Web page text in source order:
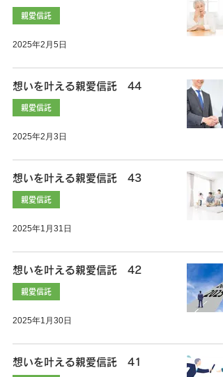
親愛信託
2025年2月5日
想いを叶える親愛信託 44
親愛信託
2025年2月3日
想いを叶える親愛信託 43
親愛信託
2025年1月31日
想いを叶える親愛信託 42
親愛信託
2025年1月30日
想いを叶える親愛信託 41